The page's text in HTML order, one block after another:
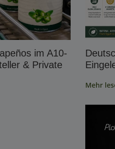
im A10-
& Private
Mehr